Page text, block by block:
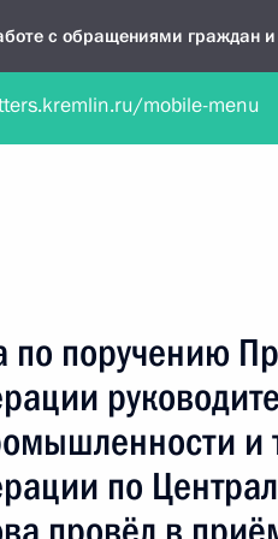
с обращениями граждан
документа Обратиться в
и темы
поручению
и
по
mobile-menu